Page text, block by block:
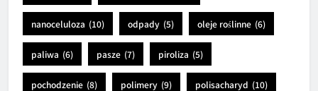
nanoceluloza (10) odpady (5) oleje roślinne (6)
paliwa (6) pasze (7) piroliza (5)
pochodzenie (8) polimery (9) polisacharyd (10)